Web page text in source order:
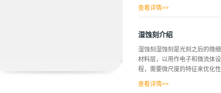
的宏观水平加工技术制成的压
膜，因此，附着在自然氧化膜
乎不被腐蚀。（3）APM(SC-
片表面和粒子之间可被清洗液
液中，从而达到去除粒子的目
HCl/H2O...
查看详情>>
湿蚀刻介绍
湿蚀刻湿蚀刻是光刻之后的微
材料层，以用作电子和微流体
程，需要微尺度的特征来优化
查看详情>>